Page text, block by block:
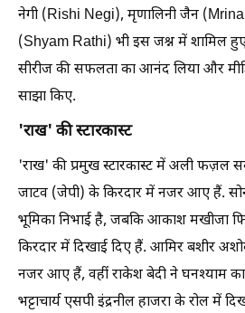
नेगी (Rishi Negi), मृणालिनी जैन
(Shyam Rathi) भी इस जश्न में शामिल
सीरीज की सफलता का आनंद लिया और
साझा किए.
'राख' की स्टारकास्ट
'राख' की प्रमुख स्टारकास्ट में अली फज़ल
जाटव (जेपी) के किरदार में नजर आए हैं.
भूमिका निभाई है, जबकि आकाश मखीजा
किरदार में दिखाई दिए हैं. आमिर बशीर
नजर आए हैं, वहीं राकेश बेदी ने घनश्याम का
भट्टाचार्य एसपी इंद्रनील हाजरा के रोल में